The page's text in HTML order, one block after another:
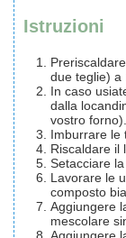
Istruzioni
due teglie) a
In caso
dalla
vostro forno).
Imburrare le
Riscaldare il
Setacciare
Lavorare le
composto
Aggiungere
mescolare